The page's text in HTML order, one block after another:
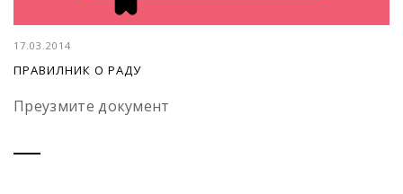
17.03.2014
ПРАВИЛНИК О РАДУ
Преузмите документ